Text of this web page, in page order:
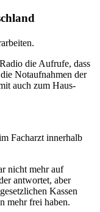
die Aufrufe, dass
Notaufnahmen der
auch zum Haus-
Facharzt innerhalb
nicht mehr auf
antwortet, aber
Kassen
mehr frei haben.